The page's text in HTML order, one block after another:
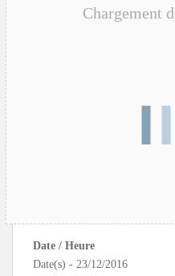
Chargement
Date / Heure
Date(s) - 23/12/2016